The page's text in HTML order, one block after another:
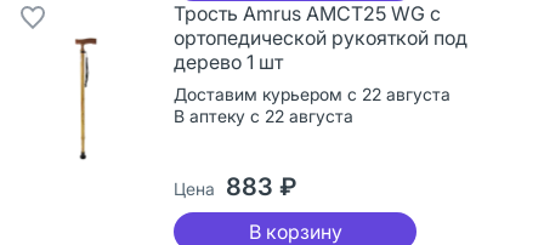
Трость Amrus AMCT25 WG с
ортопедической рукояткой под
дерево 1 шт
Доставим курьером с 22 августа
В аптеку с 22 августа
Цена 883 ₽
В корзину